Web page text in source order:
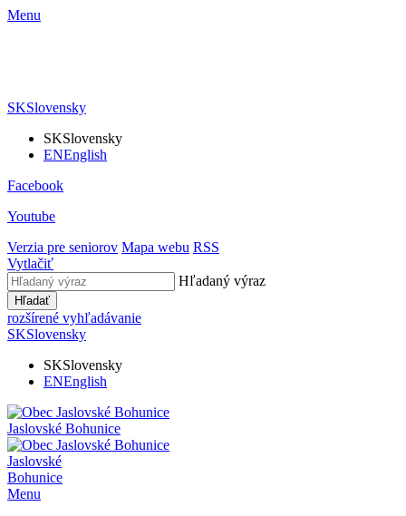
Menu
SKSlovensky
SKSlovensky
ENEnglish
Facebook
Youtube
Verzia pre seniorov Mapa webu RSS
Vytlačiť
Hľadaný výraz
Hľadať
rozšírené vyhľadávanie
SKSlovensky
SKSlovensky
ENEnglish
Jaslovské Bohunice
Jaslovské
Bohunice
Menu